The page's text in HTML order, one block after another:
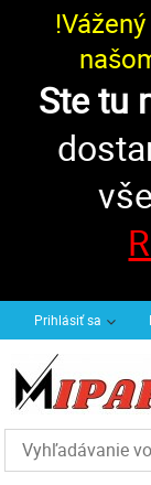
Ste tu
Prihlásiť sa